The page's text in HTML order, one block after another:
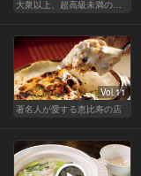
Vol.11
著名人が愛する恵比寿の店